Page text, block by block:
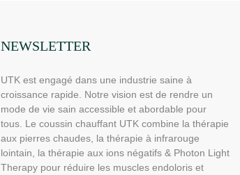
NEWSLETTER
UTK est engagé dans une industrie saine à
croissance rapide. Notre vision est de rendre un
mode de vie sain accessible et abordable pour
tous. Le coussin chauffant UTK combine la thérapie
aux pierres chaudes, la thérapie à infrarouge
lointain, la thérapie aux ions négatifs & Photon Light
Therapy pour réduire les muscles endoloris et